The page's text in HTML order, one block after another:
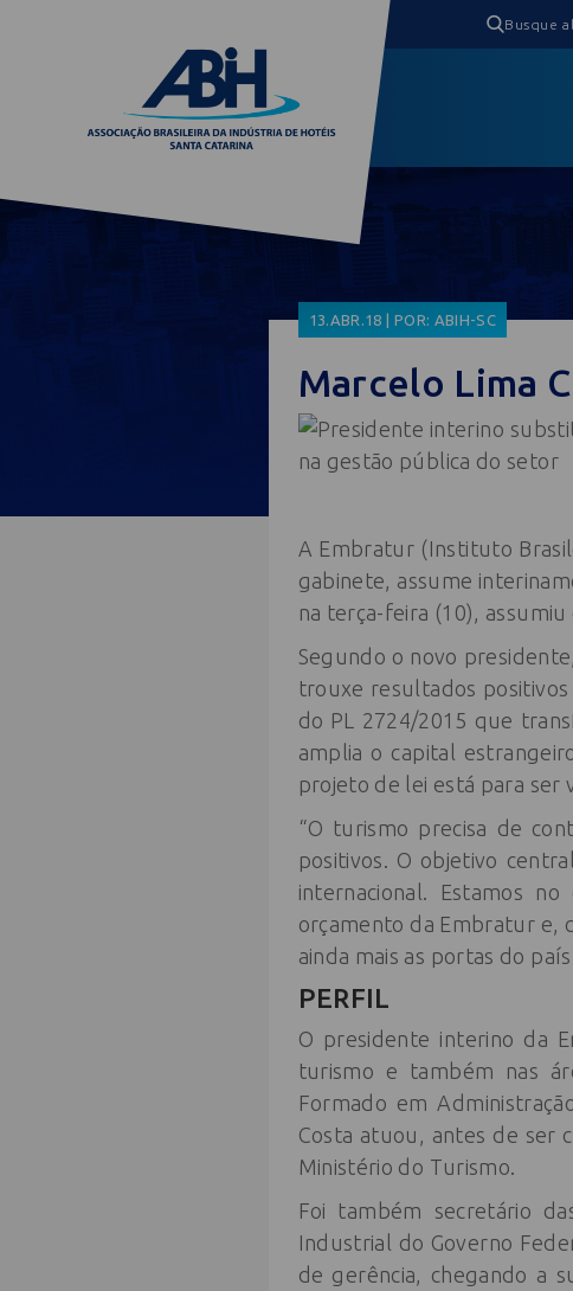
13.ABR.18 | POR: ABIH-SC
Marcelo Lima
A Embratur (Instituto
gabinete, assume
na terça-feira (10),
Segundo o novo
trouxe resultados
do PL 2724/2015 que
amplia o capital
projeto de lei está para ser
“O turismo precisa de
positivos. O objetivo
internacional. Estamos
orçamento da Embratur e,
ainda mais as portas do
PERFIL
O presidente interino da
turismo e também nas
Formado em
Costa atuou, antes de ser
Ministério do Turismo.
Foi também secretário
Industrial do Governo
de gerência, chegando a